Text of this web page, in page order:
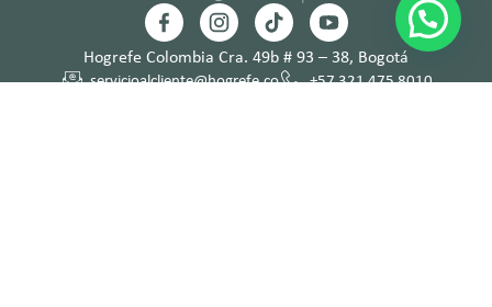
Hogrefe Colombia Cra. 49b # 93 – 38, Bogotá
servicioalcliente@hogrefe.co
+57 321 475 8010